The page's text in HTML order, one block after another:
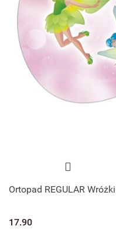
Ortopad REGULAR Wróżki
17.90